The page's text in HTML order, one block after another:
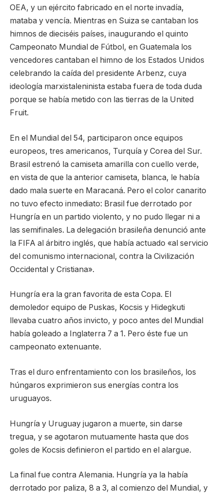
OEA, y un ejército fabricado en el norte invadía,
mataba y vencía. Mientras en Suiza se cantaban los
himnos de dieciséis países, inaugurando el quinto
Campeonato Mundial de Fútbol, en Guatemala los
vencedores cantaban el himno de los Estados Unidos
celebrando la caída del presidente Arbenz, cuya
ideología marxistaleninista estaba fuera de toda duda
porque se había metido con las tierras de la United
Fruit.
En el Mundial del 54, participaron once equipos
europeos, tres americanos, Turquía y Corea del Sur.
Brasil estrenó la camiseta amarilla con cuello verde,
en vista de que la anterior camiseta, blanca, le había
dado mala suerte en Maracaná. Pero el color canarito
no tuvo efecto inmediato: Brasil fue derrotado por
Hungría en un partido violento, y no pudo llegar ni a
las semifinales. La delegación brasileña denunció ante
la FIFA al árbitro inglés, que había actuado «al servicio
del comunismo internacional, contra la Civilización
Occidental y Cristiana».
Hungría era la gran favorita de esta Copa. El
demoledor equipo de Puskas, Kocsis y Hidegkuti
llevaba cuatro años invicto, y poco antes del Mundial
había goleado a Inglaterra 7 a 1. Pero éste fue un
campeonato extenuante.
Tras el duro enfrentamiento con los brasileños, los
húngaros exprimieron sus energías contra los
uruguayos.
Hungría y Uruguay jugaron a muerte, sin darse
tregua, y se agotaron mutuamente hasta que dos
goles de Kocsis definieron el partido en el alargue.
La final fue contra Alemania. Hungría ya la había
derrotado por paliza, 8 a 3, al comienzo del Mundial, y